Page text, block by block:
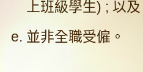
上班級學生) ; 以及
並非全職受僱。